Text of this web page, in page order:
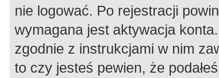
nie logować. Po rejestracji
wymagana jest aktywacja
zgodnie z instrukcjami w nim
to czy jesteś pewien, że